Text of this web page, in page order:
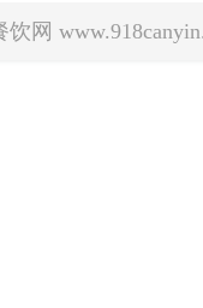
饮网